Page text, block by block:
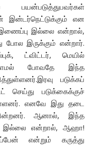
இன்டர்நெட்டுக்கும் என
இணைப்பு இல்லை என்றால்,
போல இருக்கும் என்றார்.
ட்விட்டர், மெயில்
போவதே இந்த
படுக்கப்
செய்து படுக்கைக்குச்
எனவே இது தடை
ஆனால், இந்த
இல்லை என்றால், ஆஹா!
என்றும் கருத்து